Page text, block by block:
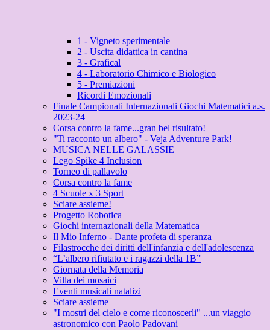
1 - Vigneto sperimentale
2 - Uscita didattica in cantina
3 - Grafical
4 - Laboratorio Chimico e Biologico
5 - Premiazioni
Ricordi Emozionali
Finale Campionati Internazionali Giochi Matematici a.s.
2023-24
Corsa contro la fame...gran bel risultato!
"Ti racconto un albero" - Veja Adventure Park!
MUSICA NELLE GALASSIE
Lego Spike 4 Inclusion
Torneo di pallavolo
Corsa contro la fame
4 Scuole x 3 Sport
Sciare assieme!
Progetto Robotica
Giochi internazionali della Matematica
Il Mio Inferno - Dante profeta di speranza
Filastrocche dei diritti dell'infanzia e dell'adolescenza
“L’albero rifiutato e i ragazzi della 1B”
Giornata della Memoria
Villa dei mosaici
Eventi musicali natalizi
Sciare assieme
"I mostri del cielo e come riconoscerli" ...un viaggio
astronomico con Paolo Padovani